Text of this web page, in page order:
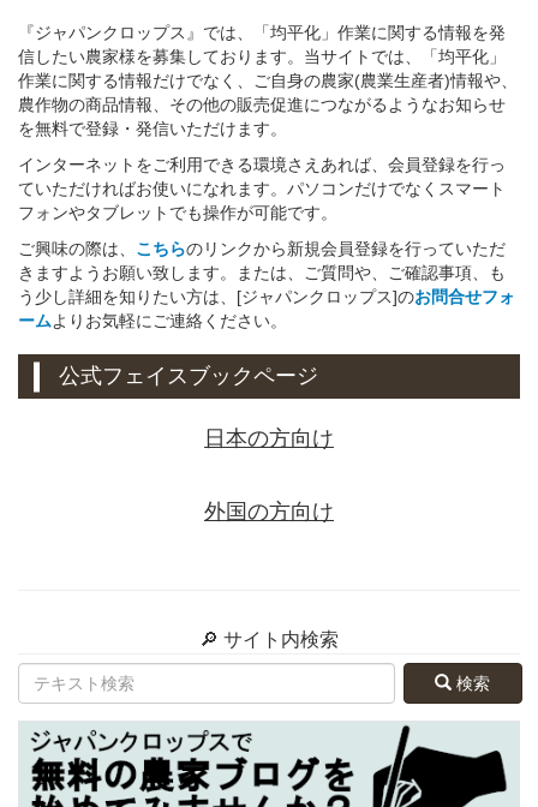
『ジャパンクロップス』では、「均平化」作業に関する情報を発
信したい農家様を募集しております。当サイトでは、「均平化」
作業に関する情報だけでなく、ご自身の農家(農業生産者)情報や、
農作物の商品情報、その他の販売促進につながるようなお知らせ
を無料で登録・発信いただけます。
インターネットをご利用できる環境さえあれば、会員登録を行っ
ていただければお使いになれます。パソコンだけでなくスマート
フォンやタブレットでも操作が可能です。
ご興味の際は、 こちらのリンクから新規会員登録を行っていただ
きますようお願い致します。または、ご質問や、ご確認事項、も
う少し詳細を知りたい方は、[ジャパンクロップス]のお問合せフォ
ームよりお気軽にご連絡ください。
公式フェイスブックページ
日本の方向け
外国の方向け
🔎 サイト内検索
検索